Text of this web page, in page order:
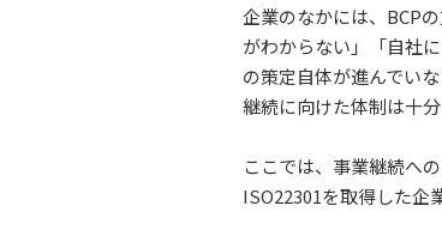
企業のなかには、BCP
がわからない」「自社
の策定自体が進んでい
継続に向けた体制は十分
ここでは、事業継続へ
ISO22301を取得した企